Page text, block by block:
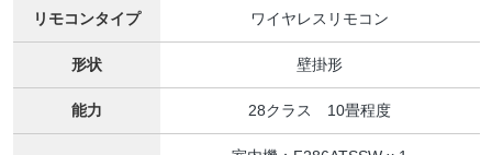
リモコンタイプ ワイヤレスリモコン
形状 壁掛形
能力 28クラス 10畳程度